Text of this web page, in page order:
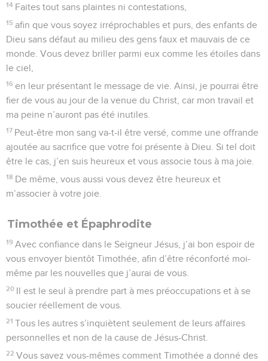
14 Faites tout sans plaintes ni contestations,
15 afin que vous soyez irréprochables et purs, des enfants de
Dieu sans défaut au milieu des gens faux et mauvais de ce
monde. Vous devez briller parmi eux comme les étoiles dans
le ciel,
16 en leur présentant le message de vie. Ainsi, je pourrai être
fier de vous au jour de la venue du Christ, car mon travail et
ma peine n’auront pas été inutiles.
17 Peut-être mon sang va-t-il être versé, comme une offrande
ajoutée au sacrifice que votre foi présente à Dieu. Si tel doit
être le cas, j’en suis heureux et vous associe tous à ma joie.
18 De même, vous aussi vous devez être heureux et
m’associer à votre joie.
Timothée et Épaphrodite
19 Avec confiance dans le Seigneur Jésus, j’ai bon espoir de
vous envoyer bientôt Timothée, afin d’être réconforté moi-
même par les nouvelles que j’aurai de vous.
20 Il est le seul à prendre part à mes préoccupations et à se
soucier réellement de vous.
21 Tous les autres s’inquiètent seulement de leurs affaires
personnelles et non de la cause de Jésus-Christ.
22 Vous savez vous-mêmes comment Timothée a donné des